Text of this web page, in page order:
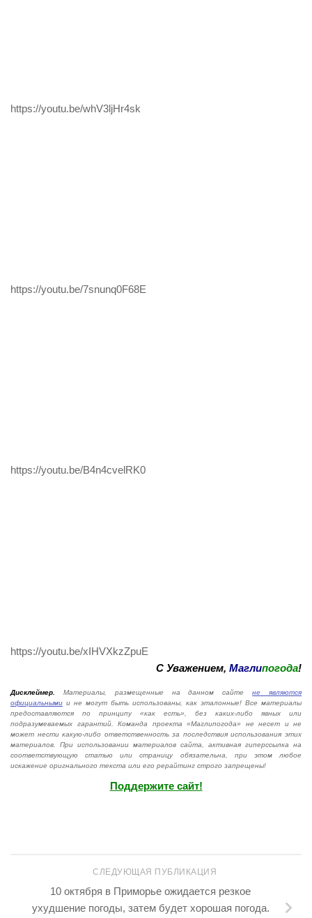
https://youtu.be/whV3ljHr4sk
https://youtu.be/7snunq0F68E
https://youtu.be/B4n4cvelRK0
https://youtu.be/xIHVXkzZpuE
С Уважением, Маглипогода!
Дисклеймер. Материалы, размещенные на данном сайтене являются
официальными и не могут быть использованы, как эталонные! Все материалы
предоставляются по принципу «как есть», без каких-либо явных или
подразумеваемых гарантий. Команда проекта «Маглипогода» не несет и не
может нести какую-либо ответственность за последствия использования этих
материалов. При использовании материалов сайта, активная гиперссылка на
соответствующую статью или страницу обязательна, при этом любое
искажение оригнального текста или его рерайтинг строго запрещены!
Поддержите сайт!
СЛЕДУЮЩАЯ ПУБЛИКАЦИЯ
10 октября в Приморье ожидается резкое
ухудшение погоды, затем будет хорошая погода.